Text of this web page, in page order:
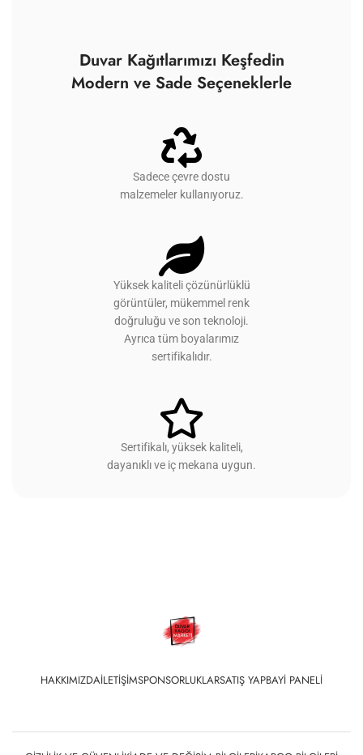
Duvar Kağıtlarımızı Keşfedin
Modern ve Sade Seçeneklerle
Sadece çevre dostu
malzemeler kullanıyoruz.
Yüksek kaliteli çözünürlüklü
görüntüler, mükemmel renk
doğruluğu ve son teknoloji.
Ayrıca tüm boyalarımız
sertifikalıdır.
Sertifikalı, yüksek kaliteli,
dayanıklı ve iç mekana uygun.
HAKKIMIZDAİLETIŞIMSPONSORLUKLARSATIŞ YAPBAYI PANELI